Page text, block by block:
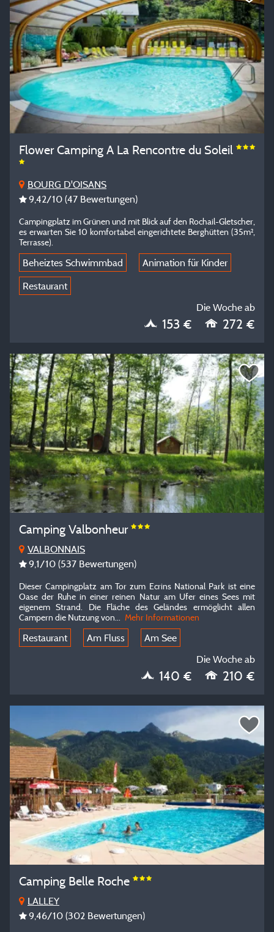
Flower Camping A La Rencontre du Soleil
BOURG D'OISANS
9,42/10 (47 Bewertungen)
Campingplatz im Grünen und mit Blick auf den Rochail-Gletscher,
es erwarten Sie 10 komfortabel eingerichtete Berghütten (35m²,
Terrasse).
Beheiztes Schwimmbad
Animation für Kinder
Restaurant
Die Woche ab
153 € 272 €
Camping Valbonheur
VALBONNAIS
9,1/10 (537 Bewertungen)
Dieser Campingplatz am Tor zum Ecrins National Park ist eine
Oase der Ruhe in einer reinen Natur am Ufer eines Sees mit
eigenem Strand. Die Fläche des Geländes ermöglicht allen
Campern die Nutzung von...
Mehr Informationen
Restaurant Am Fluss
Am See
Die Woche ab
140 € 210 €
Camping Belle Roche
LALLEY
9,46/10 (302 Bewertungen)